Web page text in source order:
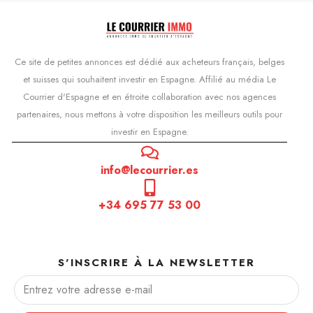
Ce site de petites annonces est dédié aux acheteurs français, belges
et suisses qui souhaitent investir en Espagne. Affilié au média Le
Courrier d'Espagne et en étroite collaboration avec nos agences
partenaires, nous mettons à votre disposition les meilleurs outils pour
investir en Espagne.
info@lecourrier.es
+34 695 77 53 00
S'INSCRIRE À LA NEWSLETTER